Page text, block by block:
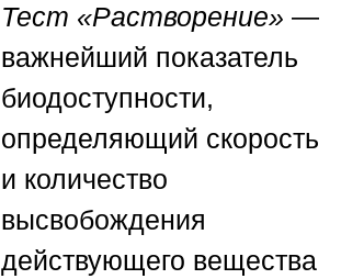
Тест «Растворение» —
важнейший показатель
биодоступности,
определяющий скорость
и количество
высвобождения
действующего вещества